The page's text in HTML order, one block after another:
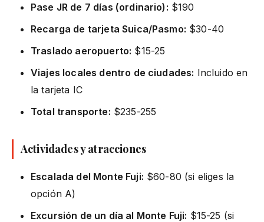
Pase JR de 7 días (ordinario): $190
Recarga de tarjeta Suica/Pasmo: $30-40
Traslado aeropuerto: $15-25
Viajes locales dentro de ciudades: Incluido en
la tarjeta IC
Total transporte: $235-255
Actividades y atracciones
Escalada del Monte Fuji: $60-80 (si eliges la
opción A)
Excursión de un día al Monte Fuji: $15-25 (si